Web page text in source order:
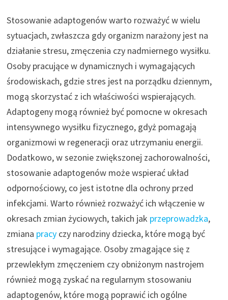
Stosowanie adaptogenów warto rozważyć w wielu
sytuacjach, zwłaszcza gdy organizm narażony jest na
działanie stresu, zmęczenia czy nadmiernego wysiłku.
Osoby pracujące w dynamicznych i wymagających
środowiskach, gdzie stres jest na porządku dziennym,
mogą skorzystać z ich właściwości wspierających.
Adaptogeny mogą również być pomocne w okresach
intensywnego wysiłku fizycznego, gdyż pomagają
organizmowi w regeneracji oraz utrzymaniu energii.
Dodatkowo, w sezonie zwiększonej zachorowalności,
stosowanie adaptogenów może wspierać układ
odpornościowy, co jest istotne dla ochrony przed
infekcjami. Warto również rozważyć ich włączenie w
okresach zmian życiowych, takich jak przeprowadzka,
zmiana pracyczy narodziny dziecka, które mogą być
stresujące i wymagające. Osoby zmagające się z
przewlekłym zmęczeniem czy obniżonym nastrojem
również mogą zyskać na regularnym stosowaniu
adaptogenów, które mogą poprawić ich ogólne